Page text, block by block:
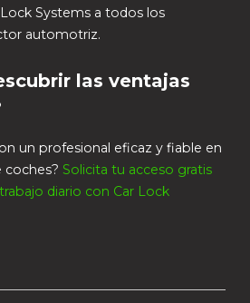
Systems a todos los
automotriz.
las ventajas
un profesional eficaz y fiable en
coches?Solicita tu acceso gratis
diario con Car Lock